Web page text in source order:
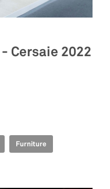
Cersaie 2022
Furniture